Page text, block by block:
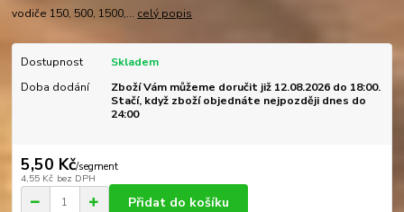
vodiče 150, 500, 1500,... celý popis
Dostupnost
Skladem
Doba dodání
Zboží Vám můžeme doručit již 12.08.2026 do 18:00.
Stačí, když zboží objednáte nejpozději dnes do
24:00
5,50 Kč/segment
4,55 Kč bez DPH
Přidat do košíku